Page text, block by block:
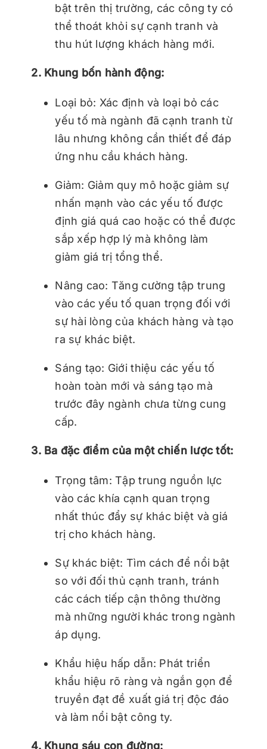
bật trên thị trường, các công ty có
thể thoát khỏi sự cạnh tranh và
thu hút lượng khách hàng mới.
2. Khung bốn hành động:
Loại bỏ: Xác định và loại bỏ các
yếu tố mà ngành đã cạnh tranh từ
lâu nhưng không cần thiết để đáp
ứng nhu cầu khách hàng.
Giảm: Giảm quy mô hoặc giảm sự
nhấn mạnh vào các yếu tố được
định giá quá cao hoặc có thể được
sắp xếp hợp lý mà không làm
giảm giá trị tổng thể.
Nâng cao: Tăng cường tập trung
vào các yếu tố quan trọng đối với
sự hài lòng của khách hàng và tạo
ra sự khác biệt.
Sáng tạo: Giới thiệu các yếu tố
hoàn toàn mới và sáng tạo mà
trước đây ngành chưa từng cung
cấp.
3. Ba đặc điểm của một chiến lược tốt:
Trọng tâm: Tập trung nguồn lực
vào các khía cạnh quan trọng
nhất thúc đẩy sự khác biệt và giá
trị cho khách hàng.
Sự khác biệt: Tìm cách để nổi bật
so với đối thủ cạnh tranh, tránh
các cách tiếp cận thông thường
mà những người khác trong ngành
áp dụng.
Khẩu hiệu hấp dẫn: Phát triển
khẩu hiệu rõ ràng và ngắn gọn để
truyền đạt đề xuất giá trị độc đáo
và làm nổi bật công ty.
4. Khung sáu con đường: